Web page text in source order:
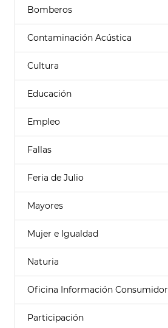
Bomberos
Contaminación Acústica
Cultura
Educación
Empleo
Fallas
Feria de Julio
Mayores
Mujer e Igualdad
Naturia
Oficina Información Consumidor
Participación